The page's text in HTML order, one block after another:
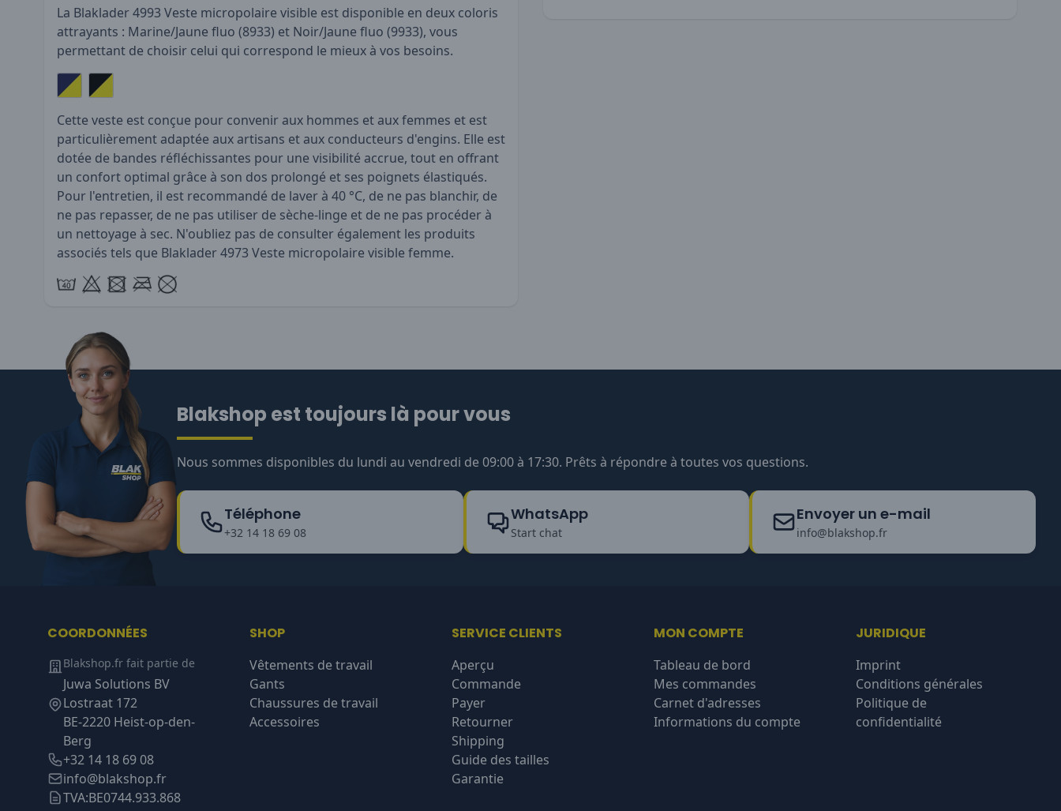
La Blaklader 4993 Veste micropolaire visible est disponible en deux coloris
attrayants : Marine/Jaune fluo (8933) et Noir/Jaune fluo (9933), vous
permettant de choisir celui qui correspond le mieux à vos besoins.
Cette veste est conçue pour convenir aux hommes et aux femmes et est
particulièrement adaptée aux artisans et aux conducteurs d'engins. Elle est
dotée de bandes réfléchissantes pour une visibilité accrue, tout en offrant
un confort optimal grâce à son dos prolongé et ses poignets élastiqués.
Pour l'entretien, il est recommandé de laver à 40 °C, de ne pas blanchir, de
ne pas repasser, de ne pas utiliser de sèche-linge et de ne pas procéder à
un nettoyage à sec. N'oubliez pas de consulter également les produits
associés tels que Blaklader 4973 Veste micropolaire visible femme.
Blakshop est toujours là pour vous
Nous sommes disponibles du lundi au vendredi de 09:00 à 17:30. Prêts à répondre à toutes vos questions.
Téléphone
+32 14 18 69 08
WhatsApp
Start chat
Envoyer un e-mail
info@blakshop.fr
COORDONNÉES
Blakshop.fr fait partie de
Juwa Solutions BV
Lostraat 172
BE-2220 Heist-op-den-
Berg
+32 14 18 69 08
info@blakshop.fr
TVA:BE0744.933.868
SHOP
Vêtements de travail
Gants
Chaussures de travail
Accessoires
SERVICE CLIENTS
Aperçu
Commande
Payer
Retourner
Shipping
Guide des tailles
Garantie
MON COMPTE
Tableau de bord
Mes commandes
Carnet d'adresses
Informations du compte
JURIDIQUE
Imprint
Conditions générales
Politique de
confidentialité